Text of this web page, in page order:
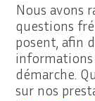
Nous avons
questions
posent, afin
informations
démarche.
sur nos